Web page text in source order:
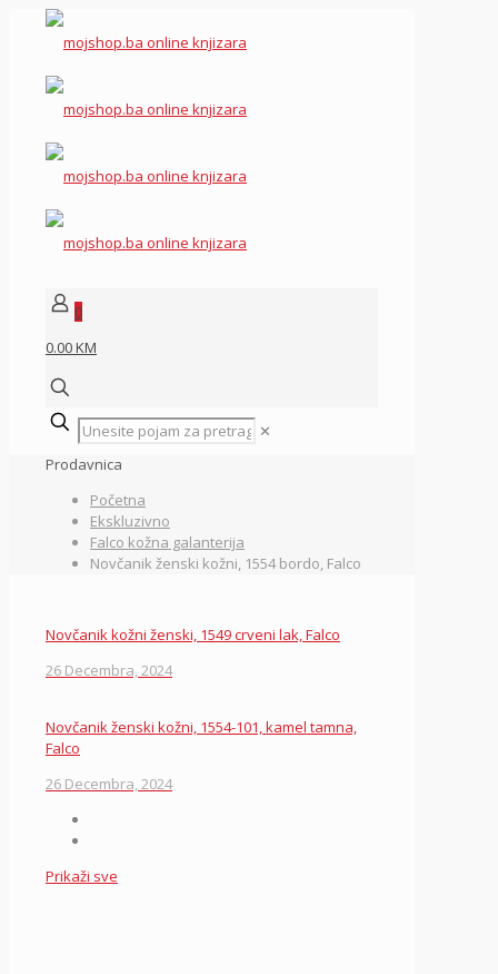
0
0.00 KM
✕
Prodavnica
Početna
Ekskluzivno
Falco kožna galanterija
Novčanik ženski kožni, 1554 bordo, Falco
Novčanik kožni ženski, 1549 crveni lak, Falco
26 Decembra, 2024
Novčanik ženski kožni, 1554-101, kamel tamna,
Falco
26 Decembra, 2024
Prikaži sve